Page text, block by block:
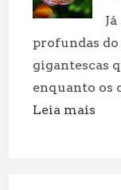
é
profundas
gigantescas
enquanto os
Leia mais